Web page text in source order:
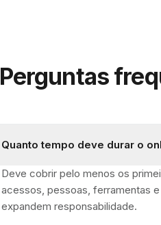
Perguntas
Quanto tempo deve durar o
Deve cobrir pelo menos os
acessos, pessoas, ferramentas
expandem responsabilidade.